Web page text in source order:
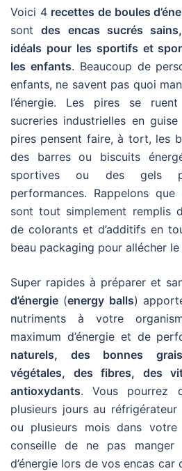
Voici 4recettes de boules
sontdes encas sucrés
idéals pour les sportifs et
les enfants. Beaucoup de
enfants, ne savent pas quoi
l’énergie. Les pires se
sucreries industrielles en
pires pensent faire, à tort, les
des barres ou biscuits
sportives ou des gels
performances. Rappelons
sont tout simplement remplis
de colorants et d’additifs en
beau packaging pour allécher
Super rapides à préparer et
d’énergie (energy balls)
nutriments à votre
maximum d’énergie et de
naturels, des bonnes
végétales, des fibres, des
antioxydants. Vous pourrez
plusieurs jours au
ou plusieurs mois dans votre
conseille de ne pas
d’énergie lors de vos encas